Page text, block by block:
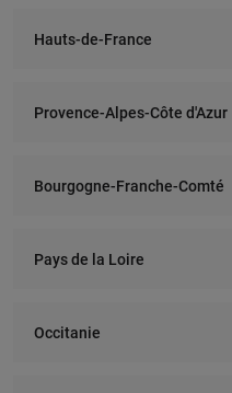
Hauts-de-France
Provence-Alpes-Côte d'Azur
Bourgogne-Franche-Comté
Pays de la Loire
Occitanie